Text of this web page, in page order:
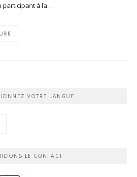
participant à la…
VOTRE LANGUE
LE CONTACT